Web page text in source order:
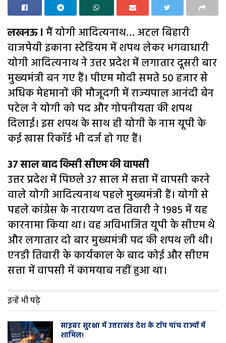
लखनऊ lमैं योगी आदित्यनाथ… अटल बिहारी
वाजपेयी इकाना स्टेडियम में शपथ लेकर भगवाधारी
योगी आदित्यनाथ ने उत्तर प्रदेश में लगातार दूसरी बार
मुख्यमंत्री बन गए हैं। पीएम मोदी समते 50 हजार से
अधिक मेहमानों की मौजूदगी में राज्यपाल आनंदी बेन
पटेल ने योगी को पद और गोपनीयता की शपथ
दिलाई। इस शपथ के साथ ही योगी के नाम यूपी के
कई खास रिकॉर्ड भी दर्ज हो गए हैं।
37 साल बाद किसी सीएम की वापसी
उत्तर प्रदेश में पिछले 37 साल में सत्ता में वापसी करने
वाले योगी आदित्यनाथ पहले मुख्यमंत्री हैं। योगी से
पहले कांग्रेस के नारायण दत्त तिवारी ने 1985 में यह
कारनामा किया था। वह अविभाजित यूपी के सीएम थे
और लगातार दो बार मुख्यमंत्री पद की शपथ ली थी।
एनडी तिवारी के कार्यकाल के बाद कोई और सीएम
सत्ता में वापसी में कामयाब नहीं हुआ था।
इन्हें भी पढ़े
साइबर सुरक्षा में उत्तराखंड देश के टाॅप पांच राज्यों में
शामिल!